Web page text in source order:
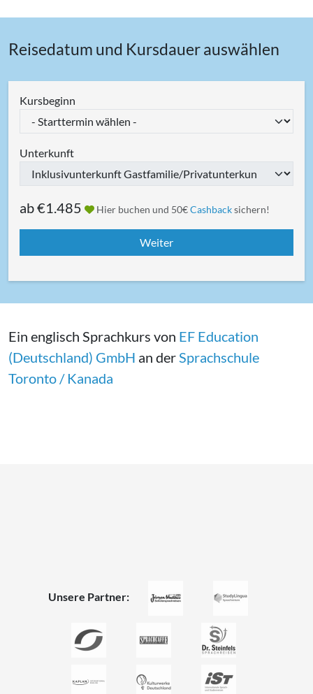
Reisedatum und Kursdauer auswählen
Kursbeginn
Unterkunft
ab€1.485 Hier buchen und 50€Cashbacksichern!
Ein englisch Sprachkurs von EF Education
(Deutschland) GmbH an der Sprachschule
Toronto / Kanada
Unsere Partner: